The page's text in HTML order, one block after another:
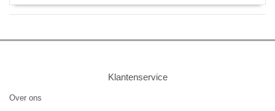
Klantenservice
Over ons